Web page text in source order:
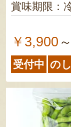
賞味期限：
￥3,900 ～
受付中 の